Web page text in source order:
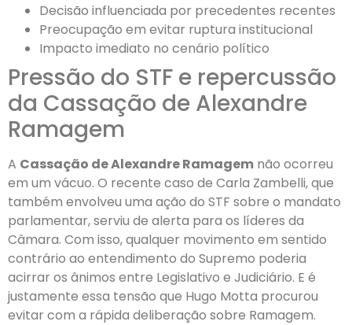
Decisão influenciada por precedentes recentes
Preocupação em evitar ruptura institucional
Impacto imediato no cenário político
Pressão do STF e repercussão
da Cassação de Alexandre
Ramagem
A Cassação de Alexandre Ramagem não ocorreu
em um vácuo. O recente caso de Carla Zambelli, que
também envolveu uma ação do STF sobre o mandato
parlamentar, serviu de alerta para os líderes da
Câmara. Com isso, qualquer movimento em sentido
contrário ao entendimento do Supremo poderia
acirrar os ânimos entre Legislativo e Judiciário. E é
justamente essa tensão que Hugo Motta procurou
evitar com a rápida deliberação sobre Ramagem.